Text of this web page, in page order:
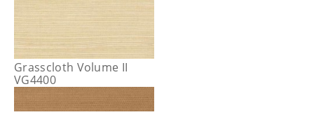
Grasscloth Volume II
VG4400